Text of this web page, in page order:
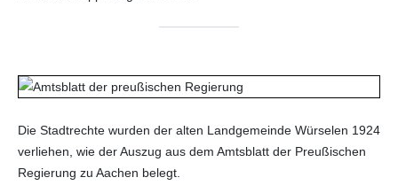
Die Stadtrechte wurden der alten Landgemeinde Würselen 1924
verliehen, wie der Auszug aus dem Amtsblatt der Preußischen
Regierung zu Aachen belegt.